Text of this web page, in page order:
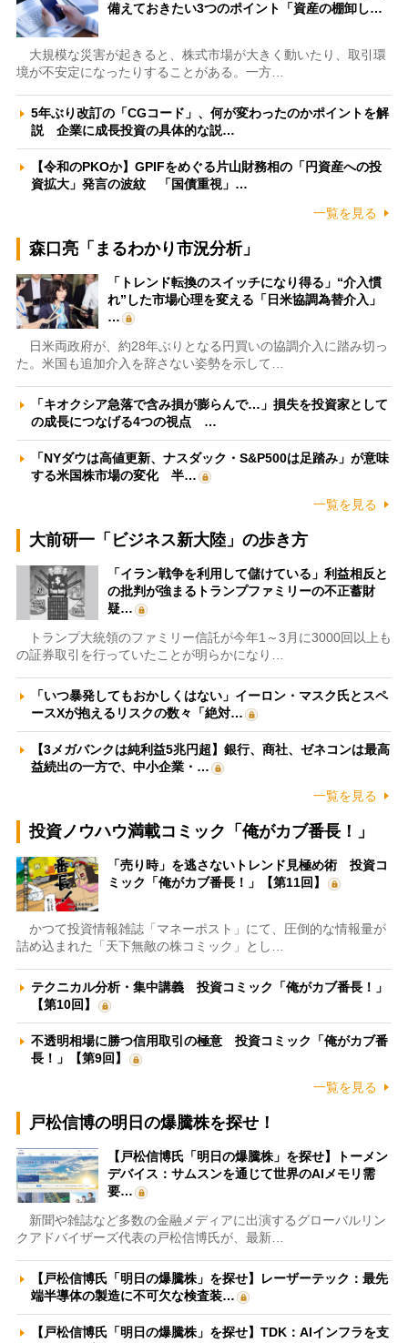
備えておきたい3つのポイント「資産の棚卸し…
大規模な災害が起きると、株式市場が大きく動いたり、取引環
境が不安定になったりすることがある。一方…
5年ぶり改訂の「CGコード」、何が変わったのかポイントを解
説 企業に成長投資の具体的な説…
【令和のPKOか】GPIFをめぐる片山財務相の「円資産への投
資拡大」発言の波紋 「国債重視」…
一覧を見る
森口亮「まるわかり市況分析」
「トレンド転換のスイッチになり得る」“介入慣
れ”した市場心理を変える「日米協調為替介入」
…
日米両政府が、約28年ぶりとなる円買いの協調介入に踏み切っ
た。米国も追加介入を辞さない姿勢を示して…
「キオクシア急落で含み損が膨らんで…」損失を投資家として
の成長につなげる4つの視点 …
「NYダウは高値更新、ナスダック・S&P500は足踏み」が意味
する米国株市場の変化 半…
一覧を見る
大前研一「ビジネス新大陸」の歩き方
「イラン戦争を利用して儲けている」利益相反と
の批判が強まるトランプファミリーの不正蓄財
疑…
トランプ大統領のファミリー信託が今年1～3月に3000回以上も
の証券取引を行っていたことが明らかになり…
「いつ暴発してもおかしくはない」イーロン・マスク氏とスペ
ースXが抱えるリスクの数々「絶対…
【3メガバンクは純利益5兆円超】銀行、商社、ゼネコンは最高
益続出の一方で、中小企業・…
一覧を見る
投資ノウハウ満載コミック「俺がカブ番長！」
「売り時」を逃さないトレンド見極め術 投資コ
ミック「俺がカブ番長！」【第11回】
かつて投資情報雑誌「マネーポスト」にて、圧倒的な情報量が
詰め込まれた「天下無敵の株コミック」とし…
テクニカル分析・集中講義 投資コミック「俺がカブ番長！」
【第10回】
不透明相場に勝つ信用取引の極意 投資コミック「俺がカブ番
長！」【第9回】
一覧を見る
戸松信博の明日の爆騰株を探せ！
【戸松信博氏「明日の爆騰株」を探せ】トーメン
デバイス：サムスンを通じて世界のAIメモリ需
要…
新聞や雑誌など多数の金融メディアに出演するグローバルリン
クアドバイザーズ代表の戸松信博氏が、最新…
【戸松信博氏「明日の爆騰株」を探せ】レーザーテック：最先
端半導体の製造に不可欠な検査装…
【戸松信博氏「明日の爆騰株」を探せ】TDK：AIインフラを支